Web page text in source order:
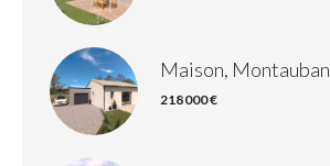
Maison, Montauban
218 000 €